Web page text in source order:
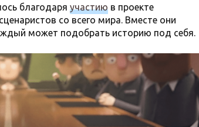
благодаря участию в проекте
со всего мира. Вместе они
может подобрать историю под себя.